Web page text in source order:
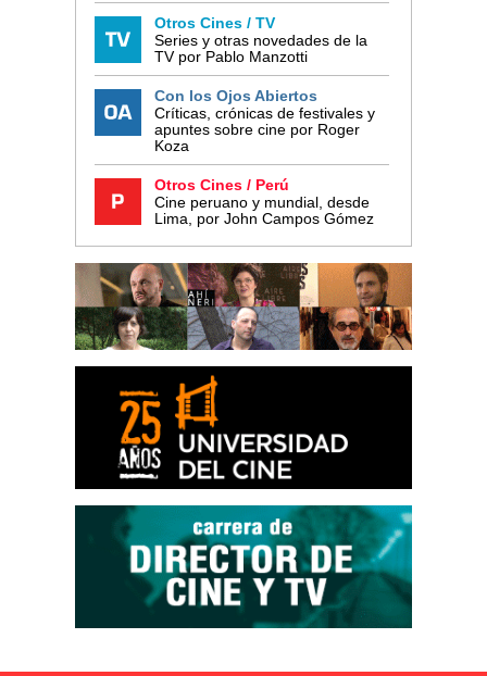
Otros Cines / TV
Series y otras novedades de la
TV por Pablo Manzotti
Con los Ojos Abiertos
Críticas, crónicas de festivales y
apuntes sobre cine por Roger
Koza
Otros Cines / Perú
Cine peruano y mundial, desde
Lima, por John Campos Gómez